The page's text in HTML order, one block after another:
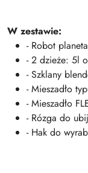
W zestawie:
- Robot
- 2 dzieże: 5l
- Szklany
- Mieszadło
- Mieszadło
- Rózga do
- Hak do